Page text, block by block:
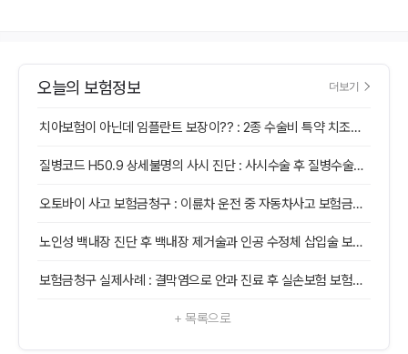
오늘의 보험정보 더보기
치아보험이 아닌데 임플란트 보장이?? : 2종 수술비 특약 치조골 이식술 보험금청구 실제사례
질병코드 H50.9 상세불명의 사시 진단 : 사시수술 후 질병수술비 보험금청구 실제사례
오토바이 사고 보험금청구 : 이륜차 운전 중 자동차사고 보험금청구 실제사례
노인성 백내장 진단 후 백내장 제거술과 인공 수정체 삽입술 보험금청구 실제사례
보험금청구 실제사례 : 결막염으로 안과 진료 후 실손보험 보험금청구 하기
+ 목록으로